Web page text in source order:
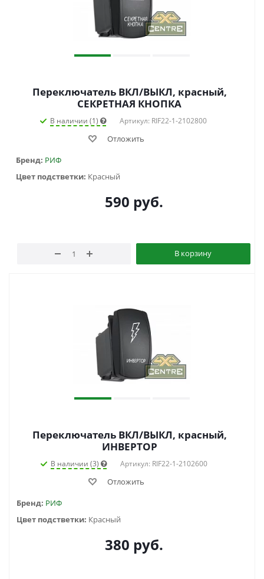
Переключатель ВКЛ/ВЫКЛ, красный,
СЕКРЕТНАЯ КНОПКА
В наличии (1) Артикул: RIF22-1-2102800
Отложить
Бренд: РИФ
Цвет подстветки: Красный
590 руб.
В корзину
Переключатель ВКЛ/ВЫКЛ, красный,
ИНВЕРТОР
В наличии (3) Артикул: RIF22-1-2102600
Отложить
Бренд: РИФ
Цвет подстветки: Красный
380 руб.